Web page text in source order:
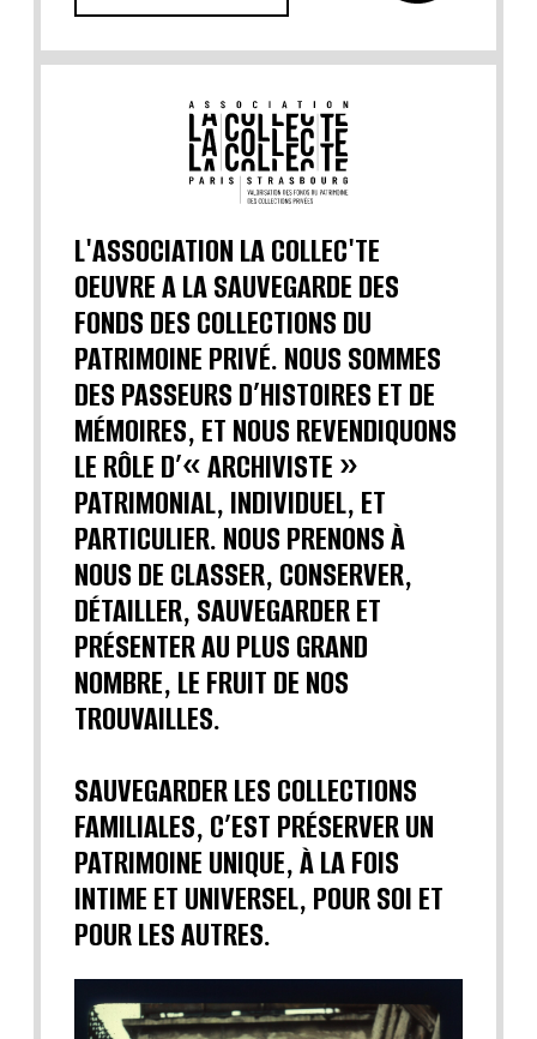
L'ASSOCIATION LA COLLEC'TE
OEUVRE A LA SAUVEGARDE DES
FONDS DES COLLECTIONS DU
PATRIMOINE PRIVÉ. NOUS SOMMES
DES PASSEURS D’HISTOIRES ET DE
MÉMOIRES, ET NOUS REVENDIQUONS
LE RÔLE D’« ARCHIVISTE »
PATRIMONIAL, INDIVIDUEL, ET
PARTICULIER. NOUS PRENONS À
NOUS DE CLASSER, CONSERVER,
DÉTAILLER, SAUVEGARDER ET
PRÉSENTER AU PLUS GRAND
NOMBRE, LE FRUIT DE NOS
TROUVAILLES.
SAUVEGARDER LES COLLECTIONS
FAMILIALES, C’EST PRÉSERVER UN
PATRIMOINE UNIQUE, À LA FOIS
INTIME ET UNIVERSEL, POUR SOI ET
POUR LES AUTRES.